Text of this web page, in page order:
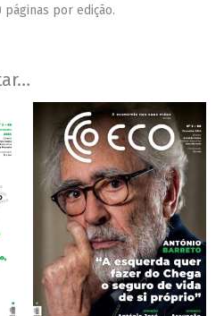
páginas por edição.